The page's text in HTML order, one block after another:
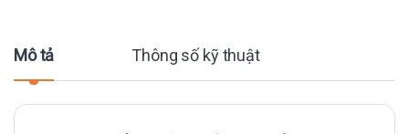
Mô tả Thông số kỹ thuật